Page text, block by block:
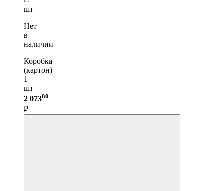
шт
Нет
в
наличии
Коробка
(картон)
1
шт —
2 07380
₽